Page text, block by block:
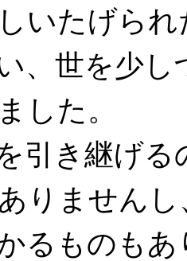
いたげら
、世を少
した。
引き継げ
りません
るものもあ